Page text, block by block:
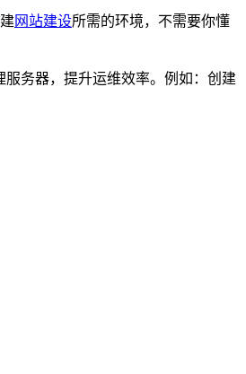
网站建设所需的环境，不需要你懂
服务器，提升运维效率。例如：创建